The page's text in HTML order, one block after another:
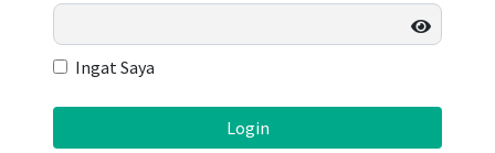
Ingat Saya
Login